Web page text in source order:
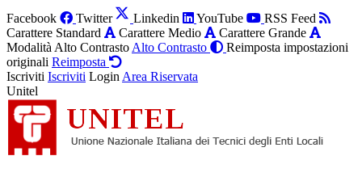
Facebook Twitter Linkedin YouTube
RSS Feed
Carattere Standard
Carattere Medio
Carattere Grande
Modalità Alto Contrasto Alto Contrasto
Reimposta impostazioni
originali Reimposta
Iscriviti Iscriviti Login Area Riservata
Unitel